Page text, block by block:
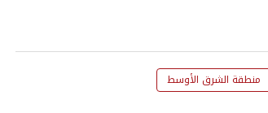
منطقة الشرق الأوسط